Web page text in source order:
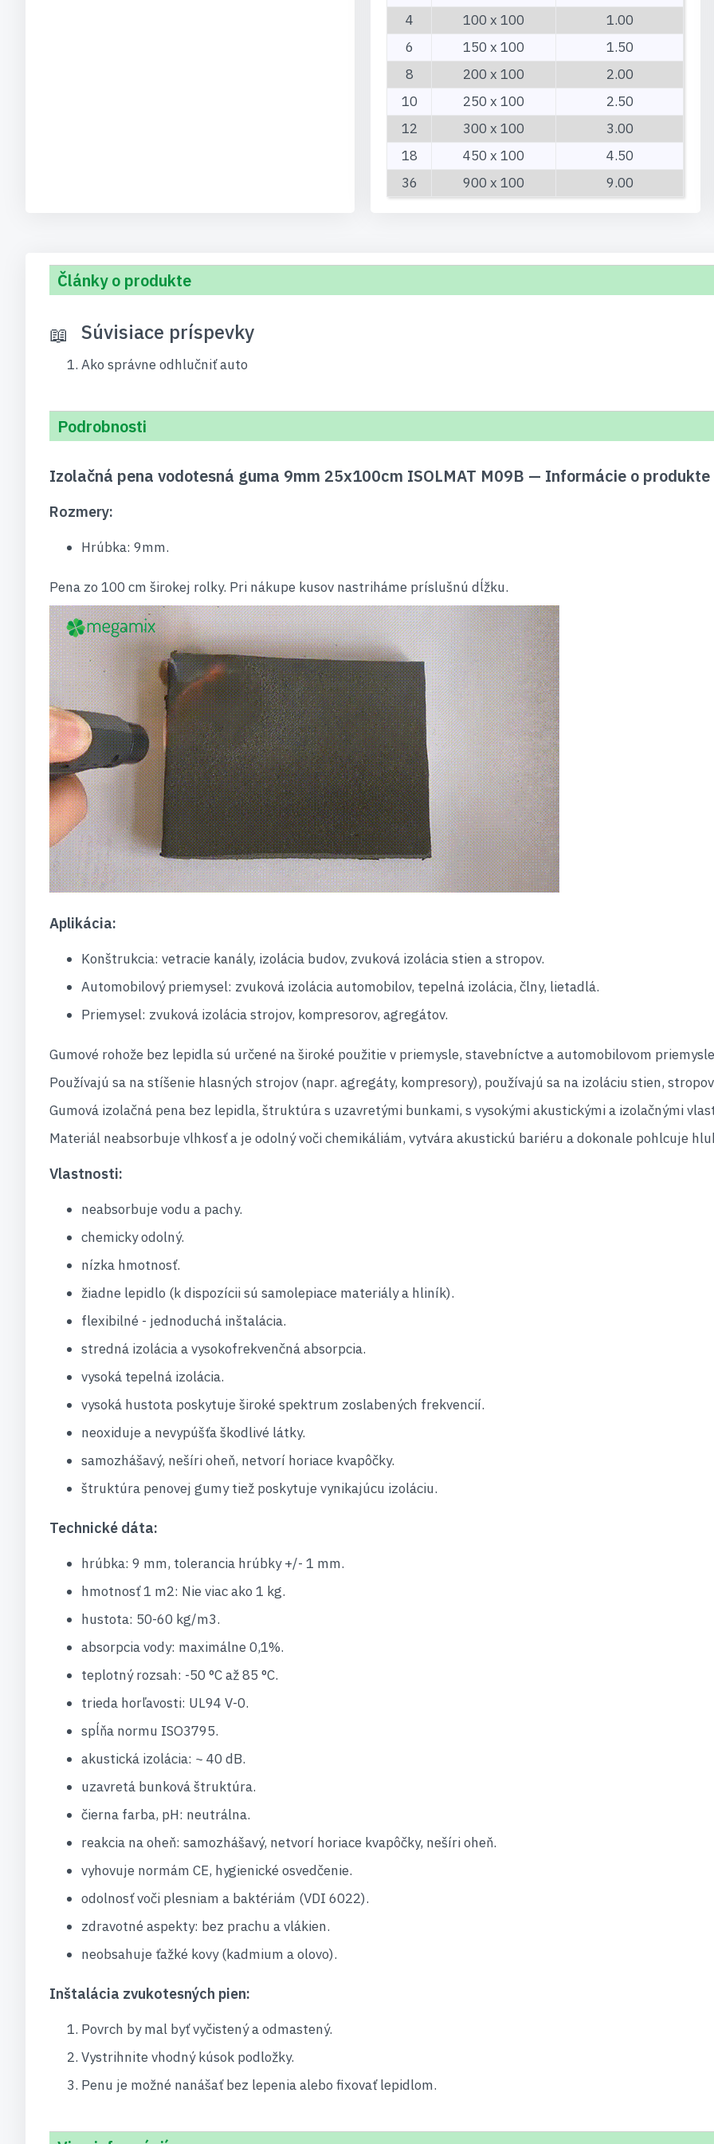
4
100 x 100
1.00
6
150 x 100
1.50
8
200 x 100
2.00
10
250 x 100
2.50
12
300 x 100
3.00
18
450 x 100
4.50
36
900 x 100 9.00
Články o produkte
Súvisiace príspevky
Ako správne odhlučniť auto
Podrobnosti
Izolačná pena vodotesná guma 9mm 25x100cm ISOLMAT M09B — Informácie o produkte
Rozmery:
Hrúbka: 9mm.
Pena zo 100 cm širokej rolky. Pri nákupe kusov nastriháme príslušnú dĺžku.
Aplikácia:
Konštrukcia: vetracie kanály, izolácia budov, zvuková izolácia stien a stropov.
Automobilový priemysel: zvuková izolácia automobilov, tepelná izolácia, člny, lietadlá.
Priemysel: zvuková izolácia strojov, kompresorov, agregátov.
Gumové rohože bez lepidla sú určené na široké použitie v priemysle, stavebníctve a automobilovom
Používajú sa na stíšenie hlasných strojov (napr. agregáty, kompresory), používajú sa na izoláciu stien,
Gumová izolačná pena bez lepidla, štruktúra s uzavretými bunkami, s vysokými akustickými a izolačnými
Materiál neabsorbuje vlhkosť a je odolný voči chemikáliám, vytvára akustickú bariéru a dokonale pohlcuje
Vlastnosti:
neabsorbuje vodu a pachy.
chemicky odolný.
nízka hmotnosť.
žiadne lepidlo (k dispozícii sú samolepiace materiály a hliník).
flexibilné - jednoduchá inštalácia.
stredná izolácia a vysokofrekvenčná absorpcia.
vysoká tepelná izolácia.
vysoká hustota poskytuje široké spektrum zoslabených frekvencií.
neoxiduje a nevypúšťa škodlivé látky.
samozhášavý, nešíri oheň, netvorí horiace kvapôčky.
štruktúra penovej gumy tiež poskytuje vynikajúcu izoláciu.
Technické dáta:
hrúbka: 9 mm, tolerancia hrúbky +/- 1 mm.
hmotnosť 1 m2: Nie viac ako 1 kg.
hustota: 50-60 kg/m3.
absorpcia vody: maximálne 0,1%.
teplotný rozsah: -50 °C až 85 °C.
trieda horľavosti: UL94 V-0.
spĺňa normu ISO3795.
akustická izolácia: ~ 40 dB.
uzavretá bunková štruktúra.
čierna farba, pH: neutrálna.
reakcia na oheň: samozhášavý, netvorí horiace kvapôčky, nešíri oheň.
vyhovuje normám CE, hygienické osvedčenie.
odolnosť voči plesniam a baktériám (VDI 6022).
zdravotné aspekty: bez prachu a vlákien.
neobsahuje ťažké kovy (kadmium a olovo).
Inštalácia zvukotesných pien:
Povrch by mal byť vyčistený a odmastený.
Vystrihnite vhodný kúsok podložky.
Penu je možné nanášať bez lepenia alebo fixovať lepidlom.